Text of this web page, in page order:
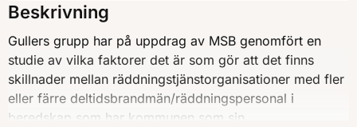
Beskrivning
Gullers grupp har på uppdrag av MSB genomfört en
studie av vilka faktorer det är som gör att det finns
skillnader mellan räddningstjänstorganisationer med fler
eller färre deltidsbrandmän/räddningspersonal i
beredskap som har kommunen som sin